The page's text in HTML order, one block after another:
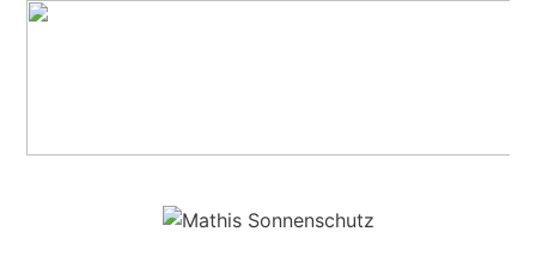
Zum